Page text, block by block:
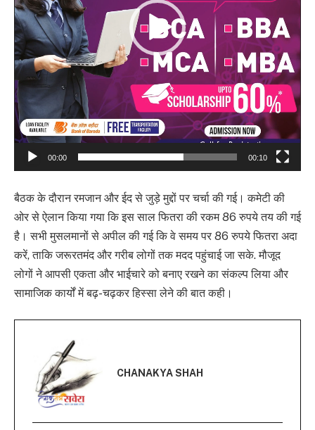
00:00 00:10
बैठक के दौरान रमजान और ईद से जुड़े मुद्दों पर चर्चा की गई। कमेटी की
ओर से ऐलान किया गया कि इस साल फितरा की रकम 86 रुपये तय की गई
है। सभी मुसलमानों से अपील की गई कि वे समय पर 86 रुपये फितरा अदा
करें, ताकि जरूरतमंद और गरीब लोगों तक मदद पहुंचाई जा सके. मौजूद
लोगों ने आपसी एकता और भाईचारे को बनाए रखने का संकल्प लिया और
सामाजिक कार्यों में बढ़-चढ़कर हिस्सा लेने की बात कही।
CHANAKYA SHAH